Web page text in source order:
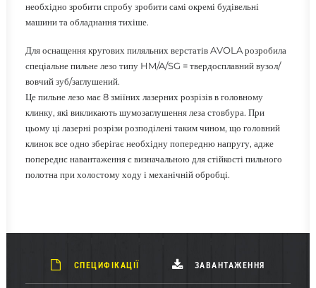
необхідно зробити спробу зробити самі окремі будівельні
машини та обладнання тихіше.
Для оснащення кругових пиляльних верстатів AVOLA розробила
спеціальне пильне лезо типу HM/A/SG = твердосплавний вузол/
вовчий зуб/заглушений.
Це пильне лезо має 8 зміїних лазерних розрізів в головному
клинку, які викликають шумозаглушення леза стовбура. При
цьому ці лазерні розрізи розподілені таким чином, що головний
клинок все одно зберігає необхідну попередню напругу, адже
попереднє навантаження є визначальною для стійкості пильного
полотна при холостому ходу і механічній обробці.
СПЕЦИФІКАЦІЇ ЗАВАНТАЖЕННЯ